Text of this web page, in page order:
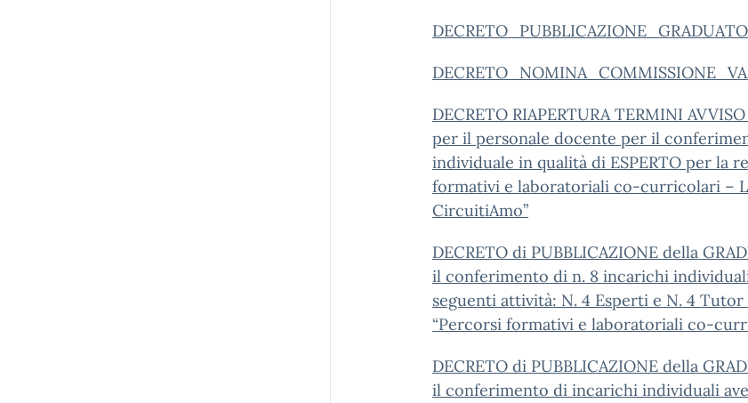
DECRETO RIAPERTURA TERMINI
per il personale docente per il
individuale in qualità di ESPERTO per la
formativi e laboratoriali co-curricolari –
CircuitiAmo”
DECRETO di PUBBLICAZIONE della
il conferimento di n. 8 incarichi
seguenti attività: N. 4 Esperti e N. 4
“Percorsi formativi e laboratoriali co-
DECRETO di PUBBLICAZIONE della
il conferimento di incarichi individuali